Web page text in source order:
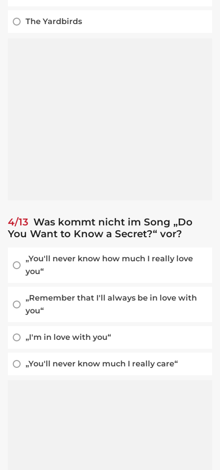
The Yardbirds
4/13 Was kommt nicht im Song „Do
You Want to Know a Secret?“ vor?
„You'll never know how much I really love
you“
„Remember that I'll always be in love with
you“
„I'm in love with you“
„You'll never know much I really care“